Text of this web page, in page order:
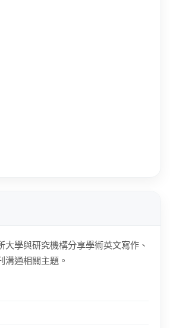
大學與研究機構分享學術英文寫作、
溝通相關主題。